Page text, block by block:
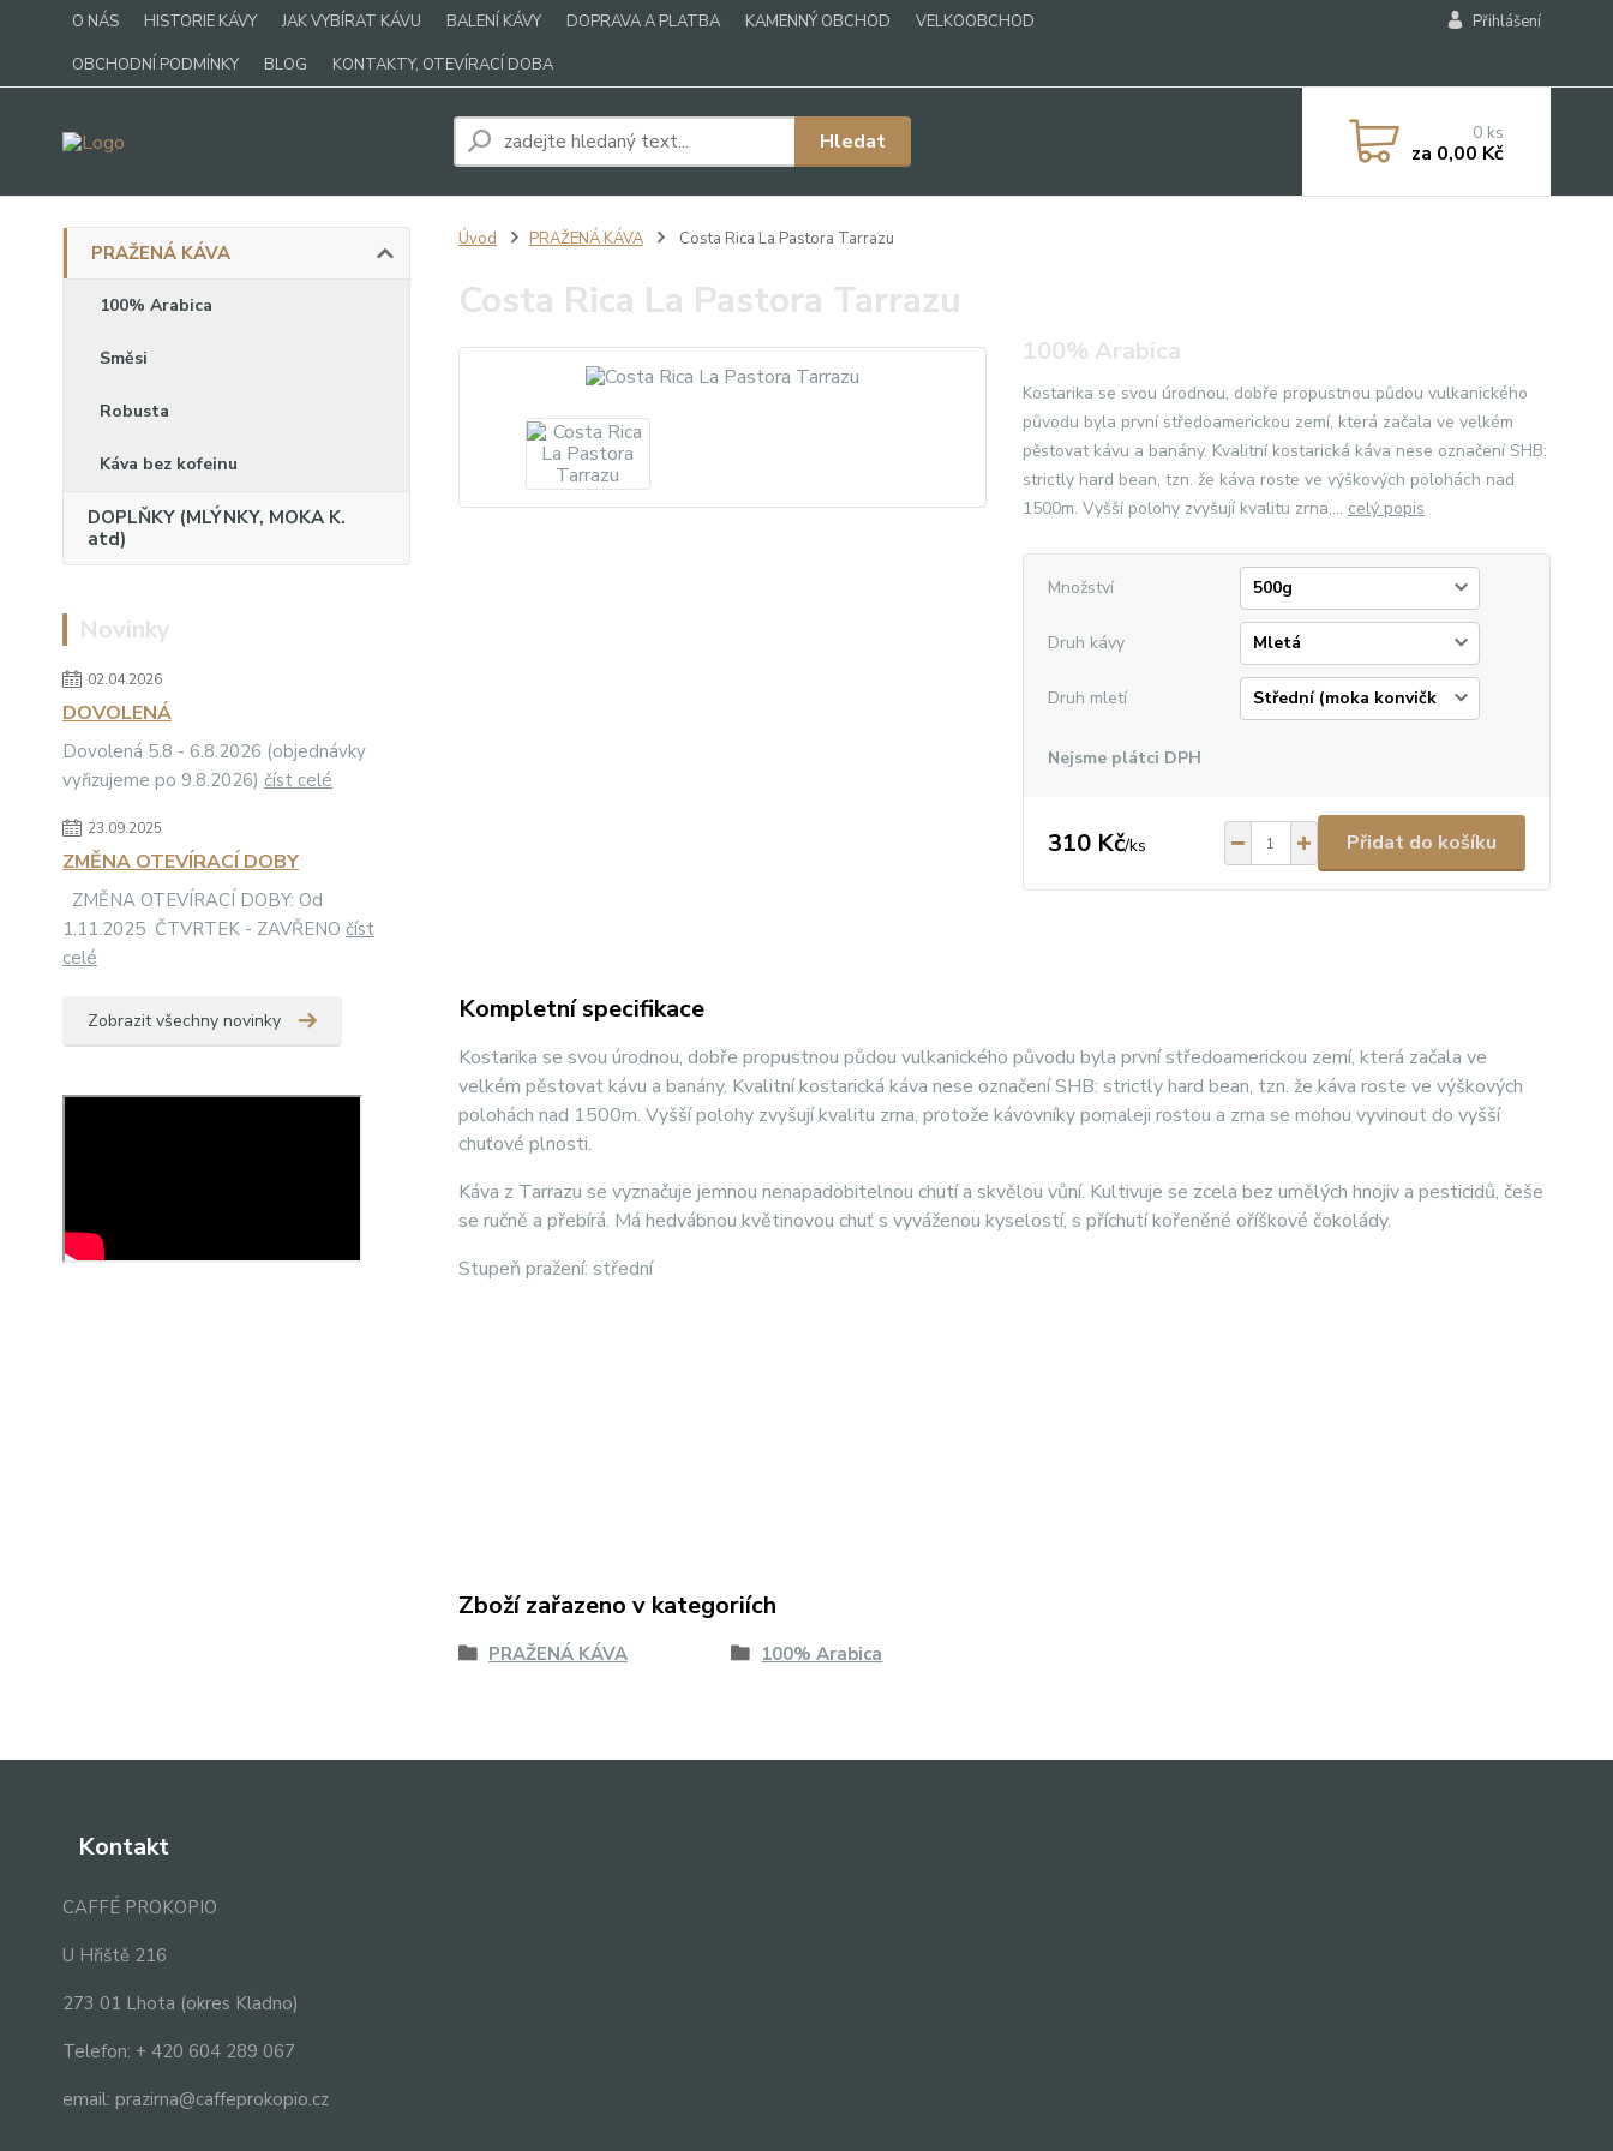
O NÁS HISTORIE KÁVY JAK VYBÍRAT KÁVU BALENÍ KÁVY DOPRAVA A PLATBA KAMENNÝ OBCHOD
VELKOOBCHOD
OBCHODNÍ PODMÍNKY
BLOG KONTAKTY, OTEVÍRACÍ DOBA
Přihlášení
Hledat 0 ks
za 0,00 Kč
PRAŽENÁ KÁVA
100% Arabica
Směsi
Robusta
Káva bez kofeinu
DOPLŇKY (MLÝNKY, MOKA K.
atd)
Novinky
02.04.2026
DOVOLENÁ
Dovolená 5.8 - 6.8.2026 (objednávky
vyřizujeme po 9.8.2026) číst celé
23.09.2025
ZMĚNA OTEVÍRACÍ DOBY
ZMĚNA OTEVÍRACÍ DOBY: Od
1.11.2025 ČTVRTEK - ZAVŘENO číst
celé
Zobrazit všechny novinky
Úvod PRAŽENÁ KÁVA Costa Rica La Pastora Tarrazu
Costa Rica La Pastora Tarrazu
100% Arabica
Kostarika se svou úrodnou, dobře propustnou půdou vulkanického
původu byla první středoamerickou zemí, která začala ve velkém
pěstovat kávu a banány. Kvalitní kostarická káva nese označení SHB:
strictly hard bean, tzn. že káva roste ve výškových polohách nad
1500m. Vyšší polohy zvyšují kvalitu zrna,... celý popis
Množství
Druh kávy
Druh mletí
Nejsme plátci DPH
310 Kč/ks Přidat do košíku
Kompletní specifikace
Kostarika se svou úrodnou, dobře propustnou půdou vulkanického původu byla první středoamerickou zemí, která začala ve
velkém pěstovat kávu a banány. Kvalitní kostarická káva nese označení SHB: strictly hard bean, tzn. že káva roste ve výškových
polohách nad 1500m. Vyšší polohy zvyšují kvalitu zrna, protože kávovníky pomaleji rostou a zrna se mohou vyvinout do vyšší
chuťové plnosti.
Káva z Tarrazu se vyznačuje jemnou nenapadobitelnou chutí a skvělou vůní. Kultivuje se zcela bez umělých hnojiv a pesticidů, češe
se ručně a přebírá. Má hedvábnou květinovou chuť s vyváženou kyselostí, s příchutí kořeněné oříškové čokolády.
Stupeň pražení: střední
Zboží zařazeno v kategoriích
PRAŽENÁ KÁVA 100% Arabica
Kontakt
CAFFÉ PROKOPIO
U Hřiště 216
273 01 Lhota (okres Kladno)
Telefon: + 420 604 289 067
email: prazirna@caffeprokopio.cz